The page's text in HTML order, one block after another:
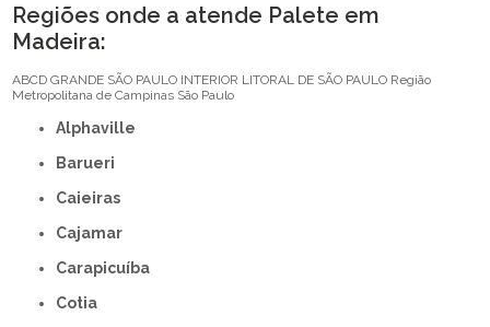
Regiões onde a atende Palete em
Madeira:
ABCD GRANDE SÃO PAULO INTERIOR LITORAL DE SÃO PAULO Região
Metropolitana de Campinas São Paulo
Alphaville
Barueri
Caieiras
Cajamar
Carapicuíba
Cotia